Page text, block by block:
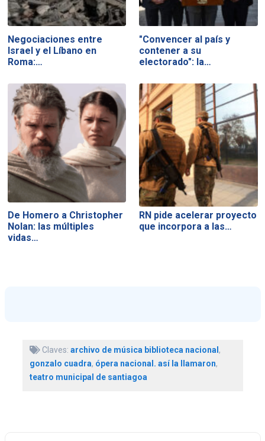
Negociaciones entre
Israel y el Líbano en
Roma:…
"Convencer al país y
contener a su
electorado": la…
De Homero a Christopher
Nolan: las múltiples
vidas…
RN pide acelerar proyecto
que incorpora a las…
Claves: archivo de música biblioteca nacional ,
gonzalo cuadra, ópera nacional. así la llamaron,
teatro municipal de santiagoa